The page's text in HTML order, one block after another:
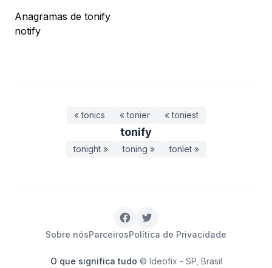
Anagramas de tonify
notify
« tonics « tonier « toniest
tonify
tonight » toning » tonlet »
Sobre nósParceirosPolítica de Privacidade
O que significa tudo © Ideofix - SP, Brasil